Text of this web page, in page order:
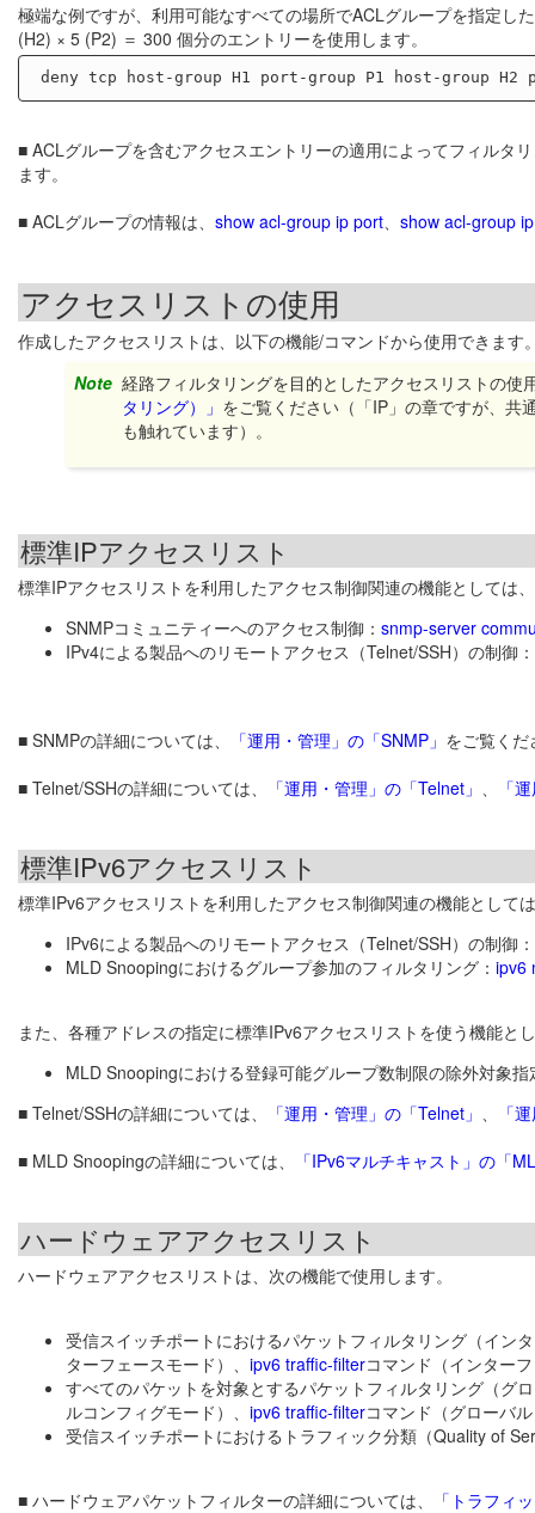
極端な例ですが、利用可能なすべての場所でACLグループを指定
(H2) × 5 (P2) ＝ 300 個分のエントリーを使用します。
■ ACLグループを含むアクセスエントリーの適用によってフィルタ
ます。
■ ACLグループの情報は、 show acl-group ip port show acl-group
アクセスリストの使用
作成したアクセスリストは、以下の機能/コマンドから使用できます
Note 経路フィルタリングを目的としたアクセスリストの使
タリング）」 をご覧ください（「IP」の章ですが、共
も触れています）。
標準IPアクセスリスト
標準IPアクセスリストを利用したアクセス制御関連の機能としては
SNMPコミュニティーへのアクセス制御： snmp-server
IPv4による製品へのリモートアクセス（Telnet/SSH）の制御：
■ SNMPの詳細については、 「運用・管理」の「SNMP」 をご覧くだ
■ Telnet/SSHの詳細については、
「運用・管理」の「Telnet」 、 「
標準IPv6アクセスリスト
標準IPv6アクセスリストを利用したアクセス制御関連の機能として
IPv6による製品へのリモートアクセス（Telnet/SSH）の制御：
MLD Snoopingにおけるグループ参加のフィルタリング： ipv6
また、各種アドレスの指定に標準IPv6アクセスリストを使う機能と
MLD Snoopingにおける登録可能グループ数制限の除外対象指
■ Telnet/SSHの詳細については、
「運用・管理」の「Telnet」
「
■ MLD Snoopingの詳細については、
「IPv6マルチキャスト」の「
ハードウェアアクセスリスト
ハードウェアアクセスリストは、次の機能で使用します。
受信スイッチポートにおけるパケットフィルタリング（イン
ターフェースモード）、 ipv6 traffic-filterコマンド（インター
すべてのパケットを対象とするパケットフィルタリング（グ
ルコンフィグモード）、 ipv6 traffic-filterコマンド（グローバ
受信スイッチポートにおけるトラフィック分類（Quality of
■ ハードウェアパケットフィルターの詳細については、
「トラフィ